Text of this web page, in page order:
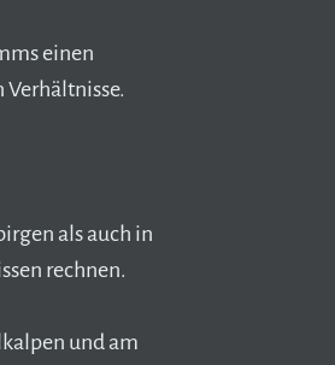
einen
als auch in
rechnen.
und am